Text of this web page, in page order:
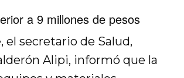
a 9 millones de pesos
el secretario de Salud,
Alipi, informó que la